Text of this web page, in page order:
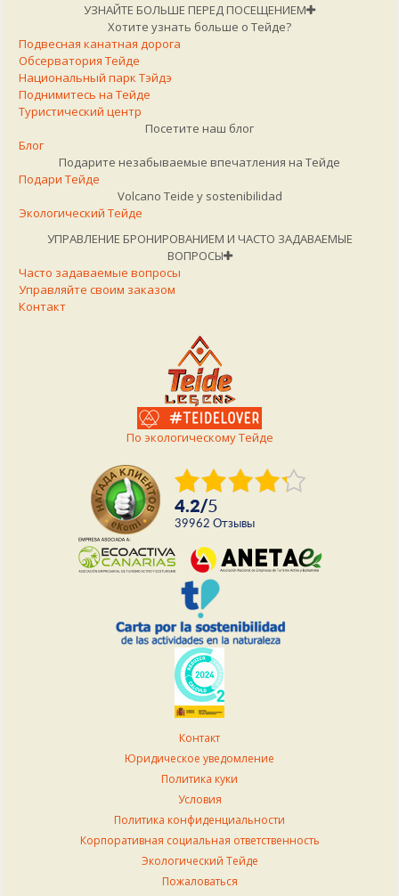
УЗНАЙТЕ БОЛЬШЕ ПЕРЕД ПОСЕЩЕНИЕМ
Хотите узнать больше о Тейде?
Подвесная канатная дорога
Обсерватория Тейде
Национальный парк Тэйдэ
Поднимитесь на Тейде
Туристический центр
Посетите наш блог
Блог
Подарите незабываемые впечатления на Тейде
Подари Тейде
Volcano Teide y sostenibilidad
Экологический Тейде
УПРАВЛЕНИЕ БРОНИРОВАНИЕМ И ЧАСТО ЗАДАВАЕМЫЕ
ВОПРОСЫ
Часто задаваемые вопросы
Управляйте своим заказом
Контакт
По экологическому Тейде
4.2/5
39962 Отзывы
Контакт
Юридическое уведомление
Политика куки
Условия
Политика конфиденциальности
Корпоративная социальная ответственность
Экологический Тейде
Пожаловаться